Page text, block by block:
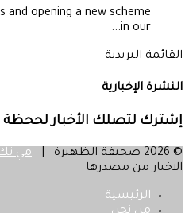
and opening a new scheme
in our...
القائمة البريدية
النشرة الإخبارية
إشترك لتصلك الأخبار
© 2026 صحيفة الظهيرة |
مي
الاخبار من مصدرها
الرئيسية